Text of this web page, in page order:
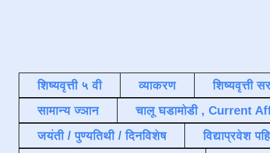
शिष्यवृत्ती ५ वी व्याकरण
शिष्यवृत्ती
सामान्य ज्ञान
चालू घडामोडी , Current
जयंती / पुण्यतिथी / दिनविशेष
विद्याप्रवेश